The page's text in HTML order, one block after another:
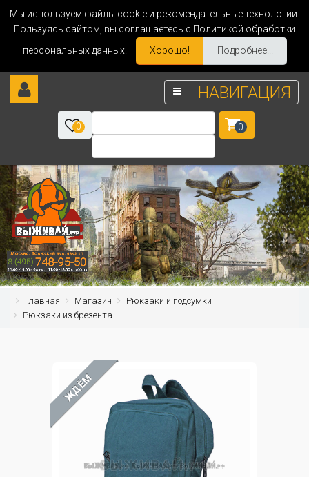
Мы используем файлы cookie и рекомендательные технологии.
Пользуясь сайтом, вы соглашаетесь с Политикой обработки
персональных данных.
Хорошо! Подробнее...
НАВИГАЦИЯ
0 0
Главная Магазин
Рюкзаки и подсумки
Рюкзаки из брезента
ЖДЁМ